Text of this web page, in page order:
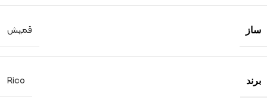
ساز قمیش
برند Rico